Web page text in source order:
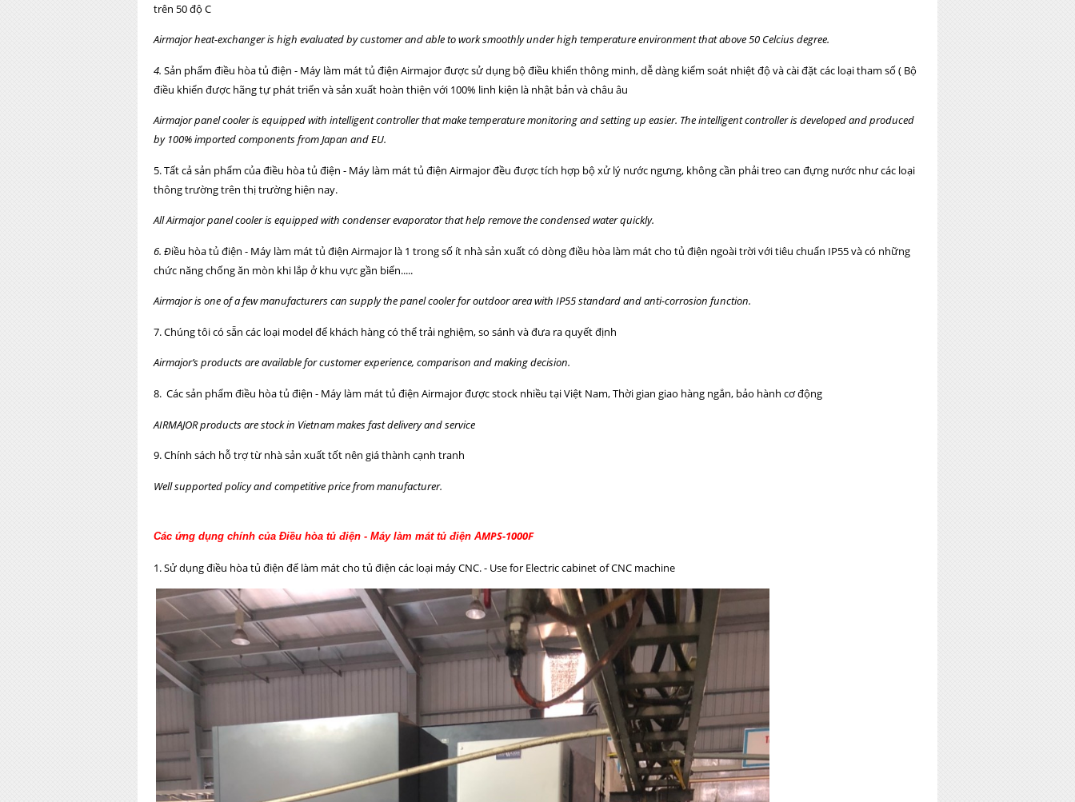
trên 50 độ C
Airmajor heat-exchanger is high evaluated by customer and able to work smoothly under high temperature environment that above 50 Celcius degree.
4. Sản phẩm điều hòa tủ điện - Máy làm mát tủ điện Airmajor được sử dụng bộ điều khiển thông minh, dễ dàng kiểm soát nhiệt độ và cài đặt các loại tham số ( Bộ
điều khiển được hãng tự phát triển và sản xuất hoàn thiện với 100% linh kiện là nhật bản và châu âu
Airmajor panel cooler is equipped with intelligent controller that make temperature monitoring and setting up easier. The intelligent controller is developed and produced
by 100% imported components from Japan and EU.
5. Tất cả sản phẩm của điều hòa tủ điện - Máy làm mát tủ điện Airmajor đều được tích hợp bộ xử lý nước ngưng, không cần phải treo can đựng nước như các loại
thông trường trên thị trường hiện nay.
All Airmajor panel cooler is equipped with condenser evaporator that help remove the condensed water quickly.
6. Điều hòa tủ điện - Máy làm mát tủ điện Airmajor là 1 trong số ít nhà sản xuất có dòng điều hòa làm mát cho tủ điện ngoài trời với tiêu chuẩn IP55 và có những
chức năng chống ăn mòn khi lắp ở khu vực gần biển.....
Airmajor is one of a few manufacturers can supply the panel cooler for outdoor area with IP55 standard and anti-corrosion function.
7. Chúng tôi có sẵn các loại model để khách hàng có thể trải nghiệm, so sánh và đưa ra quyết định
Airmajor’s products are available for customer experience, comparison and making decision.
8. Các sản phẩm điều hòa tủ điện - Máy làm mát tủ điện Airmajor được stock nhiều tại Việt Nam, Thời gian giao hàng ngắn, bảo hành cơ động
AIRMAJOR products are stock in Vietnam makes fast delivery and service
9. Chính sách hỗ trợ từ nhà sản xuất tốt nên giá thành cạnh tranh
Well supported policy and competitive price from manufacturer.
Các ứng dụng chính của Điều hòa tủ điện - Máy làm mát tủ điện AMPS-1000F
1. Sử dụng điều hòa tủ điện để làm mát cho tủ điện các loại máy CNC. - Use for Electric cabinet of CNC machine